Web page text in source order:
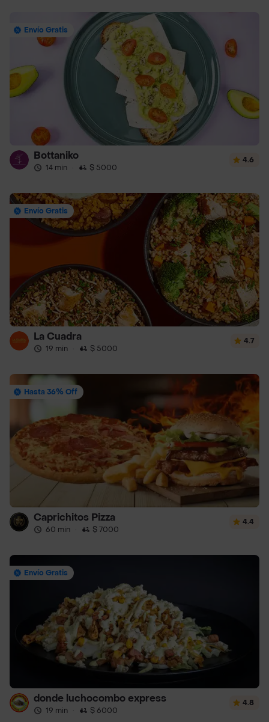
Envío Gratis
Bottaniko
14 min · $ 5000
4.6
Envío Gratis
La Cuadra
19 min · $ 5000
4.7
Hasta 36% Off
Caprichitos Pizza
60 min · $ 7000
4.4
Envío Gratis
donde luchocombo express
19 min · $ 6000
4.8